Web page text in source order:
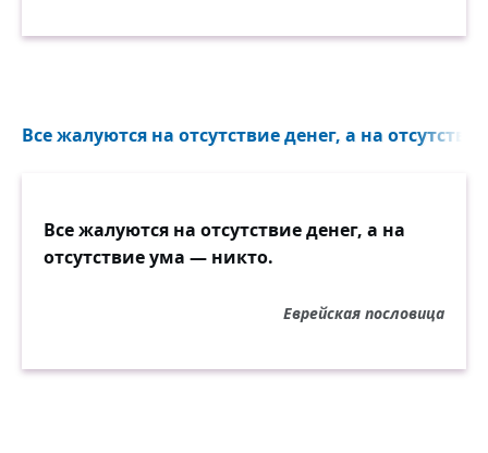
Все жалуются на отсутствие денег, а на
Все жалуются на отсутствие денег, а на
отсутствие ума — никто.
Еврейская пословица